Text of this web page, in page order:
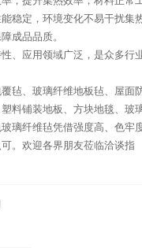
稳定，环境变化不易干扰集
成品品质。
、应用领域广泛，是众多行
毡、玻璃纤维地板毡、屋面
料铺装地板、方块地毯、玻
璃纤维毡凭借强度高、色牢
。欢迎各界朋友莅临洽谈指